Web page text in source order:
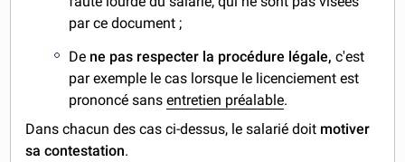
par ce document ;
De ne pas respecter la procédure légale,c'est
par exemple le cas lorsque le licenciement est
prononcé sansentretien préalable.
Dans chacun des cas ci-dessus, le salarié doit motiver
sa contestation.